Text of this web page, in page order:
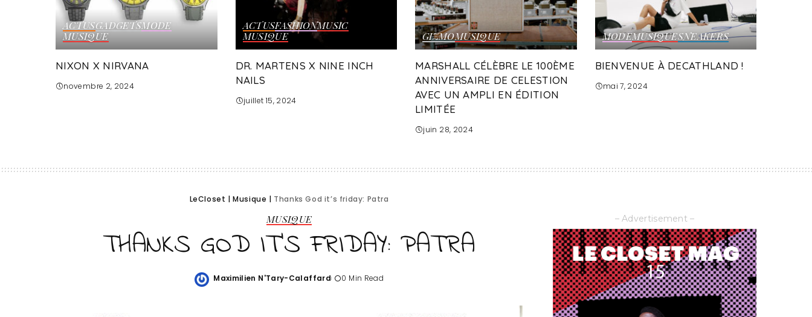
ACTUSGADGETSMODE
MUSIQUE
NIXON X NIRVANA
novembre 2, 2024
ACTUSFASHIONMUSIC
MUSIQUE
DR. MARTENS X NINE INCH
NAILS
juillet 15, 2024
GIZMOMUSIQUE
MARSHALL CÉLÈBRE LE 100ÈME
ANNIVERSAIRE DE CELESTION
AVEC UN AMPLI EN ÉDITION
LIMITÉE
juin 28, 2024
MODEMUSIQUESNEAKERS
BIENVENUE À DECATHLAND !
mai 7, 2024
LeCloset |Musique | Thanks God it’s friday: Patra
MUSIQUE
THANKS GOD IT’S FRIDAY: PATRA
Posted
Maximilien N'Tary-Calaffard 0 Min Read
– Advertisement –